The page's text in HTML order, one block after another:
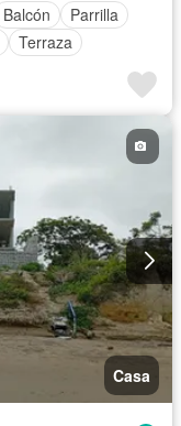
Balcón
Parrilla
Terraza
Casa